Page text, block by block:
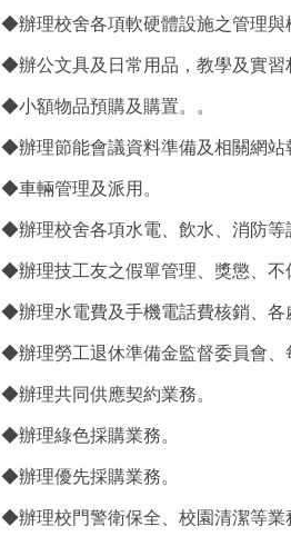
◆辦理校舍各項軟硬體設施之管理與
◆辦公文具及日常用品，教學及實習
◆小額物品預購及購置。。
◆辦理節能會議資料準備及相關網站
◆車輛管理及派用。
◆辦理校舍各項水電、飲水、消防等
◆辦理技工友之假單管理、獎懲、不
◆辦理水電費及手機電話費核銷、各
◆辦理勞工退休準備金監督委員會、
◆辦理共同供應契約業務。
◆辦理綠色採購業務。
◆辦理優先採購業務。
◆辦理校門警衛保全、校園清潔等業